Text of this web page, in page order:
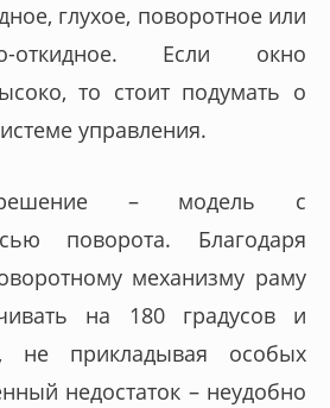
глухое, поворотное или
откидное. Если окно
то стоит подумать о
управления.
решение – модель с
поворота. Благодаря
механизму раму
на 180 градусов и
не прикладывая особых
недостаток – неудобно